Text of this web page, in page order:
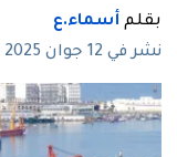
بقلم أسماء.ع
نشر في 12 جوان 2025 - 10:55